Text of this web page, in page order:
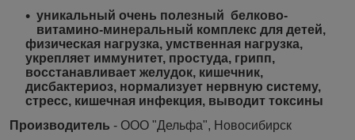
уникальный очень полезный белково-
витамино-минеральный комплекс для детей,
физическая нагрузка, умственная нагрузка,
укрепляет иммунитет, простуда, грипп,
восстанавливает желудок, кишечник,
дисбактериоз, нормализует нервную систему,
стресс, кишечная инфекция, выводит токсины
Производитель - ООО "Дельфа", Новосибирск